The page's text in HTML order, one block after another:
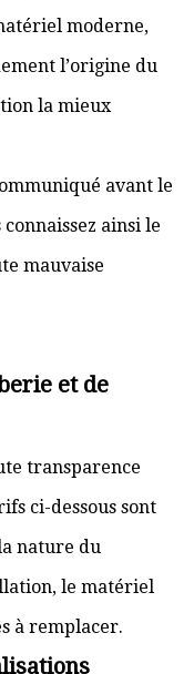
moderne,
l’origine du
la mieux
avant le
ainsi le
mauvaise
et de
transparence
ci-dessous sont
nature du
le matériel
à remplacer.